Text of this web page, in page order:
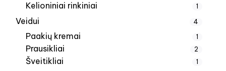
Kelioniniai rinkiniai 1
Veidui 4
Paakių kremai 1
Prausikliai 2
Šveitikliai 1